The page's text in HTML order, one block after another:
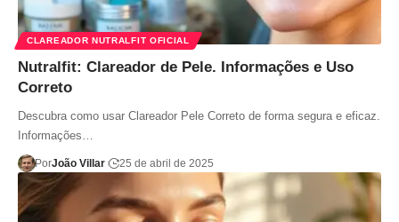
CLAREADOR NUTRALFIT OFICIAL
Nutralfit: Clareador de Pele. Informações e Uso
Correto
Descubra como usar Clareador Pele Correto de forma segura e eficaz.
Informações…
PorJoão Villar 25 de abril de 2025